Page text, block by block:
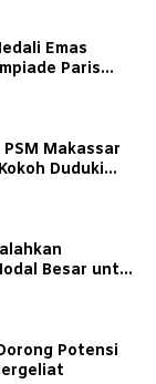
Emas
Paris
Makassar
Duduki
Besar untuk
Potensi